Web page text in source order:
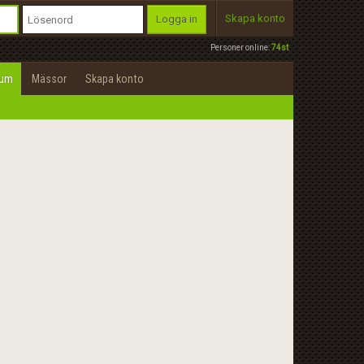
Personer online:74st
Logga in Skapa konto
Mässor Skapa konto